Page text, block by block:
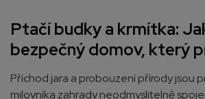
Ptačí budky a krmítka:
bezpečný domov, který
Příchod jara a probouzení přírody jsou
milovníka zahrady neodmyslitelně